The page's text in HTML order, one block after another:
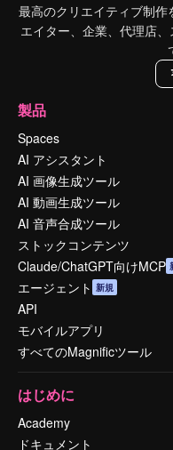
最高のクリエイティブ制作
エイター、企業、代理店
製品
Spaces
AI アシスタント
AI 画像生成ツール
AI 動画生成ツール
AI 音声合成ツール
ストックコンテンツ
Claude/ChatGPT向けMCP
エージェント 新規
API
モバイルアプリ
すべてのMagnificツール
はじめに
Academy
ドキュメント